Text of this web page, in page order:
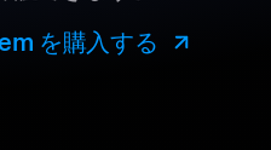
を購入する